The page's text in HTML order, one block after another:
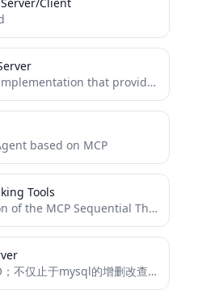
An MCP server implementation that provides tools for interacting with the [Telegram Bot API](https://core.telegram.org/bots/api).
based on MCP
Tools
Server to guide tool usage. This server provides recommendations for...
支持SSE，STDIO；不仅止于mysql的增删改查功能； 还包含了数据库异常分析能力；且便于开发者们进行个性化的工具扩展 Support for SSE, STDIO in MySQL MCP server mcp_mysql_server_pro is not just about MySQL CRUD operations,...